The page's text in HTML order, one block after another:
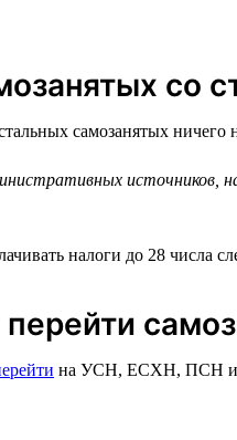
со
самозанятых ничего
источников,
налоги до 28 числа
на УСН, ЕСХН, ПСН